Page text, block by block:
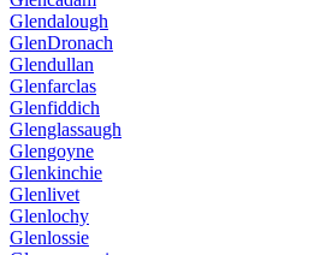
Glendalough
GlenDronach
Glendullan
Glenfarclas
Glenfiddich
Glenglassaugh
Glengoyne
Glenkinchie
Glenlivet
Glenlochy
Glenlossie